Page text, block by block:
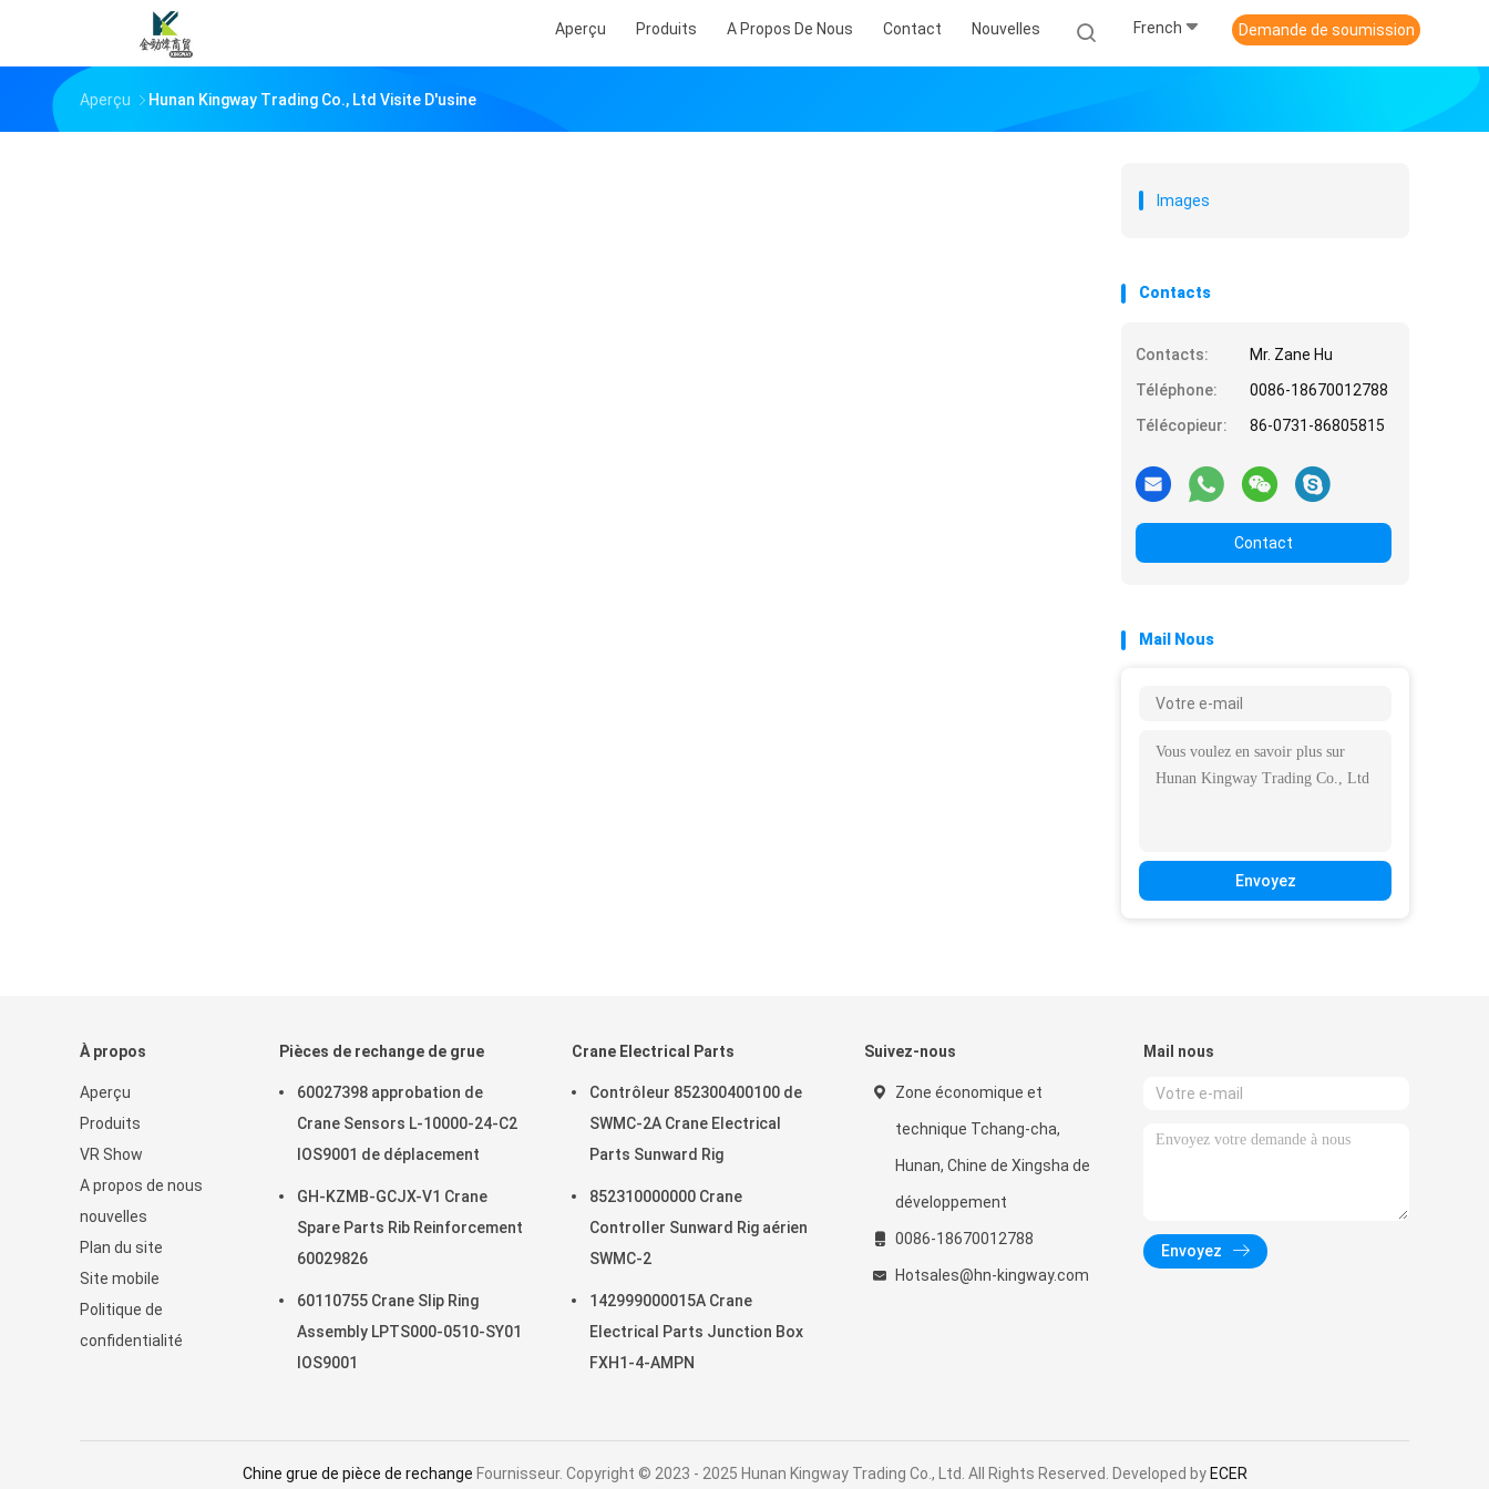
Aperçu Produits A Propos De Nous Contact Nouvelles French Demande de soumission
Aperçu Hunan Kingway Trading Co., Ltd Visite D'usine
Images
Contacts
Contacts:
Mr. Zane Hu
Téléphone:
0086-18670012788
Télécopieur:
86-0731-86805815
Contact
Mail Nous
Envoyez
À propos
Aperçu
Produits
VR Show
A propos de nous
nouvelles
Plan du site
Site mobile
Politique de
confidentialité
Pièces de rechange de grue
60027398 approbation de
Crane Sensors L-10000-24-C2
IOS9001 de déplacement
GH-KZMB-GCJX-V1 Crane
Spare Parts Rib Reinforcement
60029826
60110755 Crane Slip Ring
Assembly LPTS000-0510-SY01
IOS9001
Crane Electrical Parts
Contrôleur 852300400100 de
SWMC-2A Crane Electrical
Parts Sunward Rig
852310000000 Crane
Controller Sunward Rig aérien
SWMC-2
142999000015A Crane
Electrical Parts Junction Box
FXH1-4-AMPN
Suivez-nous
Zone économique et
technique Tchang-cha,
Hunan, Chine de Xingsha de
développement
0086-18670012788
Hotsales@hn-kingway.com
Mail nous
Envoyez
Chine grue de pièce de rechange Fournisseur. Copyright © 2023 - 2025 Hunan Kingway Trading Co., Ltd. All Rights Reserved. Developed by ECER